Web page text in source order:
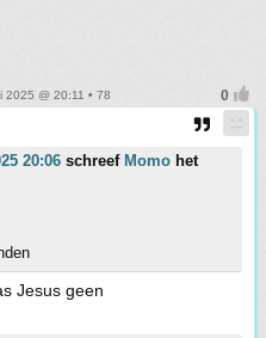
2025 @ 20:11 • 78
20:06 schreef Momo het
Jesus geen